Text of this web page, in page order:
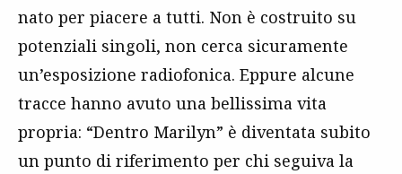
nato per piacere a tutti. Non è costruito su
potenziali singoli, non cerca sicuramente
un’esposizione radiofonica. Eppure alcune
tracce hanno avuto una bellissima vita
propria: “Dentro Marilyn” è diventata subito
un punto di riferimento per chi seguiva la